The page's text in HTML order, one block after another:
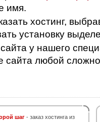
имя.
хостинг,
установку
сайта у нашего
сайта любой
шаг - заказ хостинга из